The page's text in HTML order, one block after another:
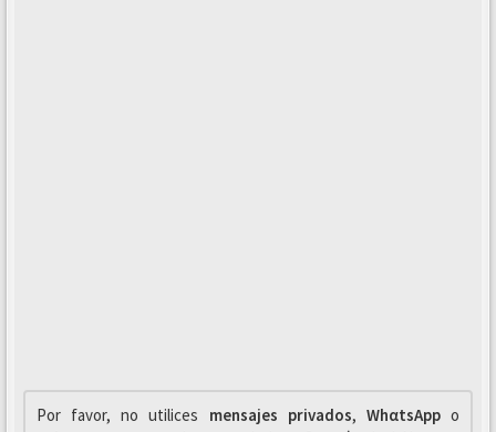
Por favor, no utilices mensajes privados, WhαtsAppo